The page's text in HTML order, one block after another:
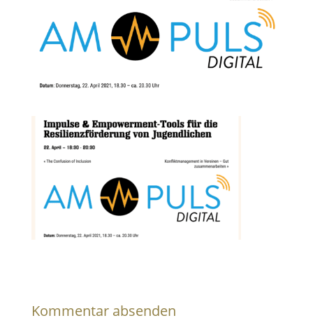
Kommentar absenden